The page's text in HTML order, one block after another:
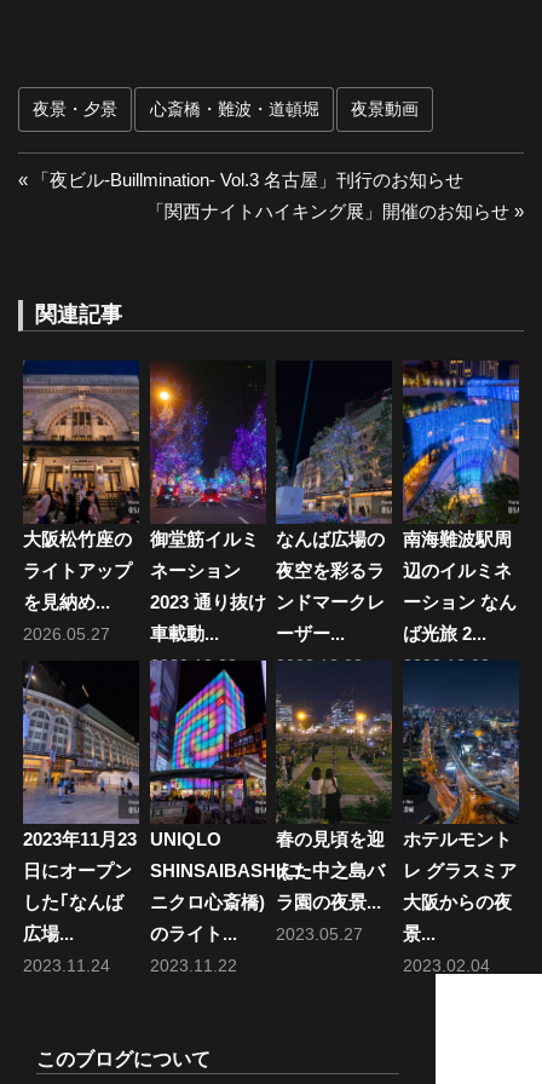
夜景・夕景 心斎橋・難波・道頓堀 夜景動画
投
ビ
ゲ
ー
シ
ョ
ン
前
「夜ビル-Buillmination- Vol.3 名古屋」刊行のお知らせ
次
「関西ナイトハイキング展」開催のお知らせ
関連記事
大阪松竹座の
ライトアップ
を見納め...
2026.05.27
御堂筋イルミ
ネーション
2023 通り抜け
車載動...
2023.12.28
なんば広場の
夜空を彩るラ
ンドマークレ
ーザー...
2023.12.23
南海難波駅周
辺のイルミネ
ーション なん
ば光旅 2...
2023.12.02
2023年11月23
日にオープン
した｢なんば
広場...
2023.11.24
UNIQLO
SHINSAIBASHI(ユ
ニクロ心斎橋)
のライト...
2023.11.22
春の見頃を迎
えた中之島バ
ラ園の夜景...
2023.05.27
ホテルモント
レ グラスミア
大阪からの夜
景...
2023.02.04
このブログについて